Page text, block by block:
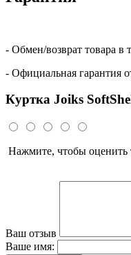
- Обмен/возврат товара в
- Официальная гарантия
Куртка Joiks
Нажмите, чтобы оценить
Ваш отзыв
Ваше имя: